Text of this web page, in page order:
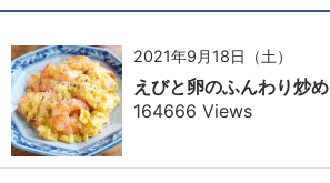
2021年9月18日（土）
えびと卵のふんわり炒め
164666 Views